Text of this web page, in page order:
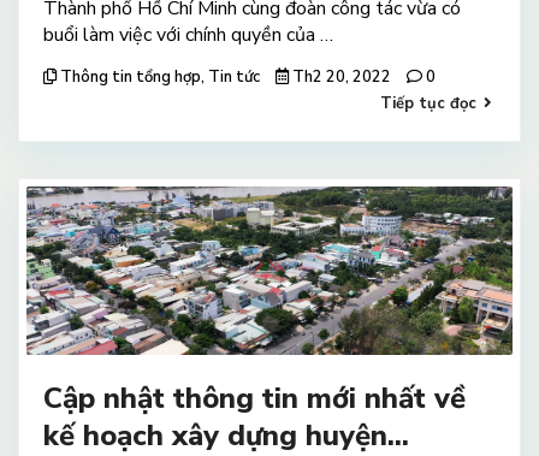
Thành phố Hồ Chí Minh cùng đoàn công tác vừa có
buổi làm việc với chính quyền của …
Thông tin tổng hợp, Tin tức Th2 20, 2022
0
Tiếp tục đọc
Cập nhật thông tin mới nhất về
kế hoạch xây dựng huyện...